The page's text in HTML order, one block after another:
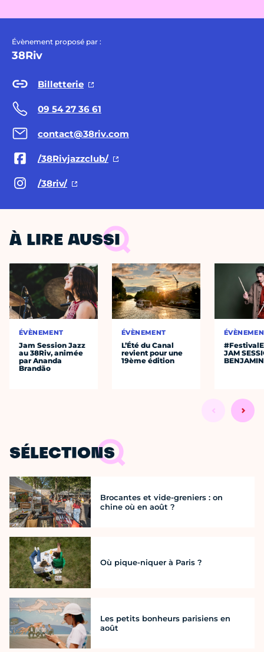
Évènement proposé par :
38Riv
Billetterie
09 54 27 36 61
contact@38riv.com
/38Rivjazzclub/
/38riv/
À LIRE AUSSI
ÉVÈNEMENT
Jam Session Jazz
au 38Riv, animée
par Ananda
Brandão
ÉVÈNEMENT
L’Été du Canal
revient pour une
19ème édition
JAM
SÉLECTIONS
Brocantes et vide-greniers : on
chine où en août ?
Où pique-niquer à Paris ?
Les petits bonheurs parisiens en
août